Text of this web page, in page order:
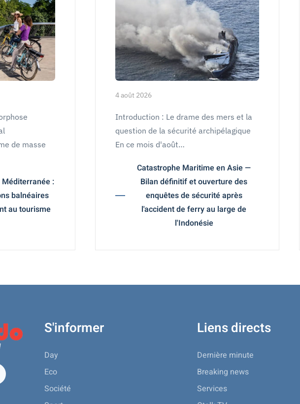
de masse
:
balnéaires
au tourisme
4 août 2026
Introduction : Le drame des mers et la
question de la sécurité archipélagique
En ce mois d'août…
Catastrophe Maritime en Asie —
Bilan définitif et ouverture des
enquêtes de sécurité après
l'accident de ferry au large de
l'Indonésie
S'informer
Day
Eco
Société
Liens directs
Dernière minute
Breaking news
Services